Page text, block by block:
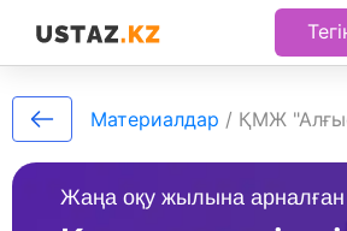
Жаңа оқу жылына арналған
Материалдар / ҚМЖ